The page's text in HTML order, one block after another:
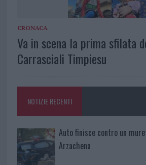
CRONACA
Va in scena la prima sfilata
Carrasciali Timpiesu
NOTIZIE RECENTI
Auto finisce contro un
Arzachena